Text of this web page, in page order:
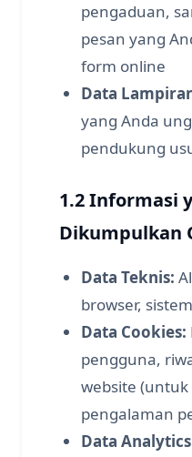
pengaduan,
pesan yang
form online
Data
yang Anda
pendukung
1.2 Informasi
Dikumpulkan
Data Teknis:
browser,
Data Cookies:
pengguna,
website
pengalaman
Data